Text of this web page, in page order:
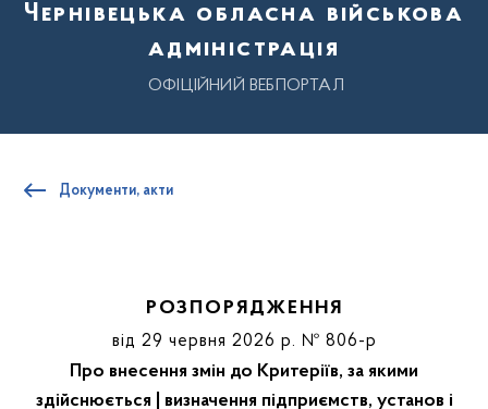
Чернівецька обласна військова
адміністрація
ОФІЦІЙНИЙ ВЕБПОРТАЛ
Документи, акти
РОЗПОРЯДЖЕННЯ
від 29 червня 2026 р. № 806-р
Про внесення змін до Критеріїв, за якими
здійснюється | визначення підприємств, установ і